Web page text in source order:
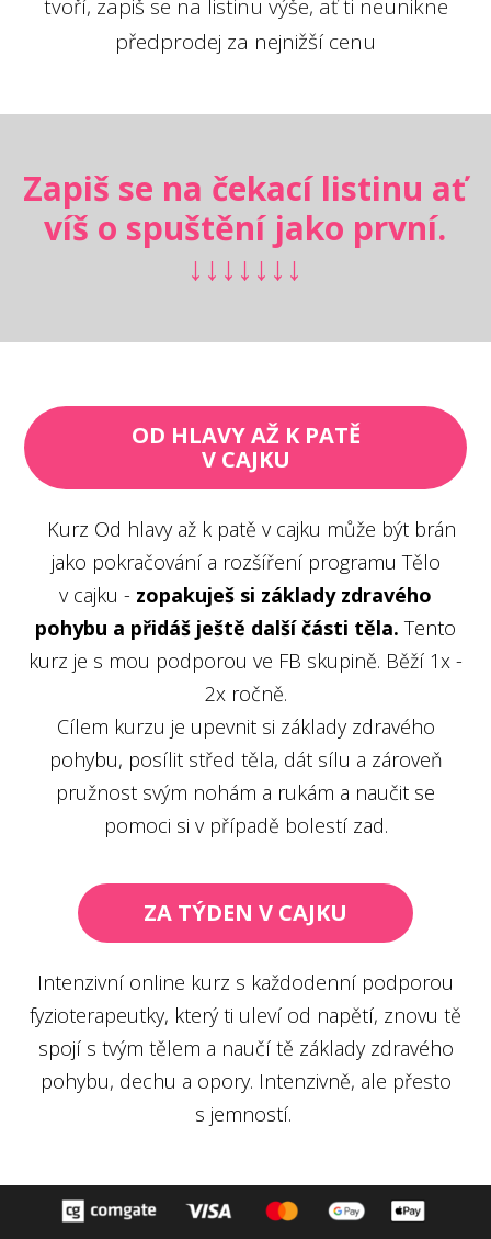
tvoří, zapiš se na listinu výše, ať ti neunikne
předprodej za nejnižší cenu
Zapiš se na čekací listinu ať
víš o spuštění jako první.
↓↓↓↓↓↓↓
OD HLAVY AŽ K PATĚ
V CAJKU
Kurz Od hlavy až k patě v cajku může být brán
jako pokračování a rozšíření programu Tělo
v cajku - zopakuješ si základy zdravého
pohybu a přidáš ještě další části těla. Tento
kurz je s mou podporou ve FB skupině. Běží 1x -
2x ročně.
Cílem kurzu je upevnit si základy zdravého
pohybu, posílit střed těla, dát sílu a zároveň
pružnost svým nohám a rukám a naučit se
pomoci si v případě bolestí zad.
ZA TÝDEN V CAJKU
Intenzivní online kurz s každodenní podporou
fyzioterapeutky, který ti uleví od napětí, znovu tě
spojí s tvým tělem a naučí tě základy zdravého
pohybu, dechu a opory. Intenzivně, ale přesto
s jemností.